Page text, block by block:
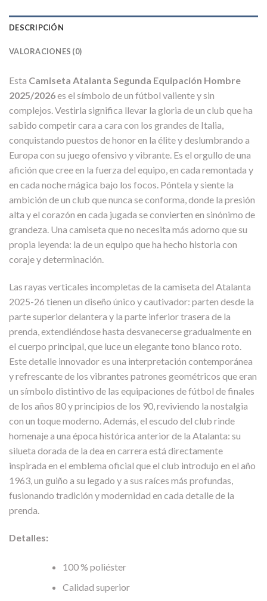
DESCRIPCIÓN
VALORACIONES (0)
Esta Camiseta Atalanta Segunda Equipación Hombre
2025/2026es el símbolo de un fútbol valiente y sin
complejos. Vestirla significa llevar la gloria de un club que ha
sabido competir cara a cara con los grandes de Italia,
conquistando puestos de honor en la élite y deslumbrando a
Europa con su juego ofensivo y vibrante. Es el orgullo de una
afición que cree en la fuerza del equipo, en cada remontada y
en cada noche mágica bajo los focos. Póntela y siente la
ambición de un club que nunca se conforma, donde la presión
alta y el corazón en cada jugada se convierten en sinónimo de
grandeza. Una camiseta que no necesita más adorno que su
propia leyenda: la de un equipo que ha hecho historia con
coraje y determinación.
Las rayas verticales incompletas de la camiseta del Atalanta
2025-26 tienen un diseño único y cautivador: parten desde la
parte superior delantera y la parte inferior trasera de la
prenda, extendiéndose hasta desvanecerse gradualmente en
el cuerpo principal, que luce un elegante tono blanco roto.
Este detalle innovador es una interpretación contemporánea
y refrescante de los vibrantes patrones geométricos que eran
un símbolo distintivo de las equipaciones de fútbol de finales
de los años 80 y principios de los 90, reviviendo la nostalgia
con un toque moderno. Además, el escudo del club rinde
homenaje a una época histórica anterior de la Atalanta: su
silueta dorada de la dea en carrera está directamente
inspirada en el emblema oficial que el club introdujo en el año
1963, un guiño a su legado y a sus raíces más profundas,
fusionando tradición y modernidad en cada detalle de la
prenda.
Detalles:
100 % poliéster
Calidad superior